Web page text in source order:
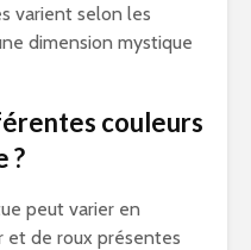
varient selon les
dimension mystique
couleurs
?
peut varier en
et de roux présentes